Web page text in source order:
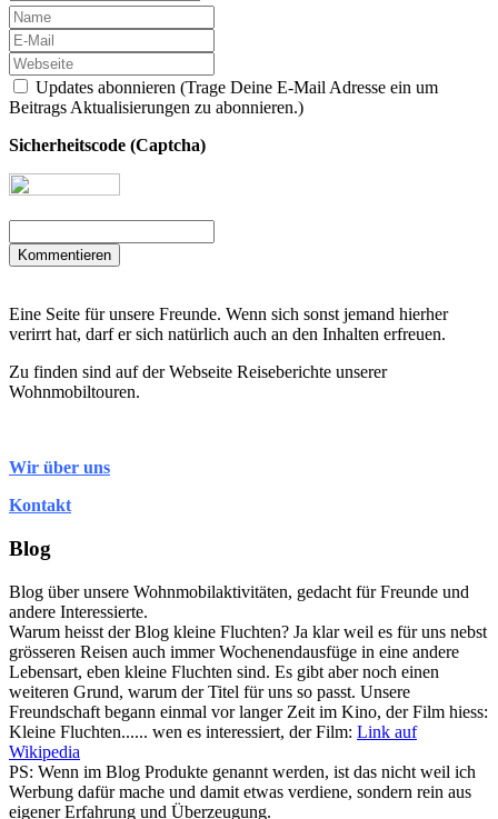
Updates abonnieren (Trage Deine E-Mail Adresse ein um
Beitrags Aktualisierungen zu abonnieren.)
Sicherheitscode (Captcha)
Kommentieren
Eine Seite für unsere Freunde. Wenn sich sonst jemand hierher
verirrt hat, darf er sich natürlich auch an den Inhalten erfreuen.
Zu finden sind auf der Webseite Reiseberichte unserer
Wohnmobiltouren.
Wir über uns
Kontakt
Blog
Blog über unsere Wohnmobilaktivitäten, gedacht für Freunde und
andere Interessierte.
Warum heisst der Blog kleine Fluchten? Ja klar weil es für uns nebst
grösseren Reisen auch immer Wochenendausfüge in eine andere
Lebensart, eben kleine Fluchten sind. Es gibt aber noch einen
weiteren Grund, warum der Titel für uns so passt. Unsere
Freundschaft begann einmal vor langer Zeit im Kino, der Film hiess:
Kleine Fluchten...... wen es interessiert, der Film: Link auf
Wikipedia
PS: Wenn im Blog Produkte genannt werden, ist das nicht weil ich
Werbung dafür mache und damit etwas verdiene, sondern rein aus
eigener Erfahrung und Überzeugung.